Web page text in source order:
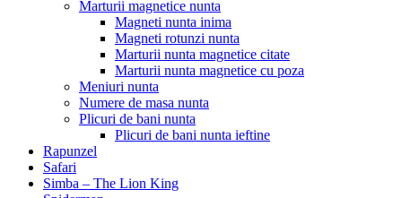
Marturii magnetice nunta
Magneti nunta inima
Magneti rotunzi nunta
Marturii nunta magnetice citate
Marturii nunta magnetice cu poza
Meniuri nunta
Numere de masa nunta
Plicuri de bani nunta
Plicuri de bani nunta ieftine
Rapunzel
Safari
Simba – The Lion King